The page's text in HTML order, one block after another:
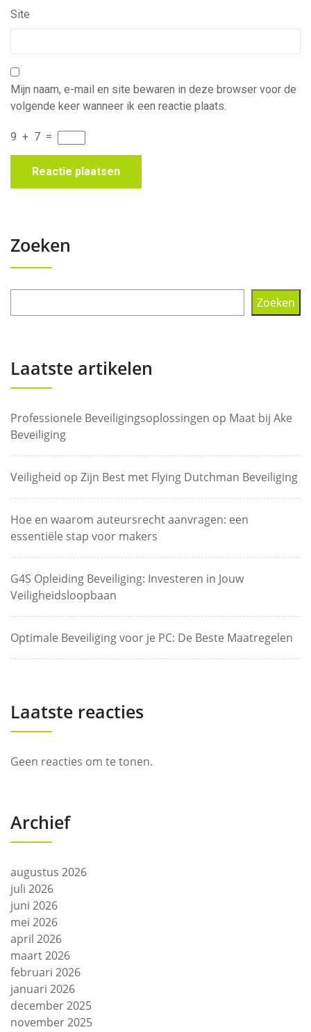
Site
Mijn naam, e-mail en site bewaren in deze browser voor de
volgende keer wanneer ik een reactie plaats.
9 + 7 =
Zoeken
Zoeken
Laatste artikelen
Professionele Beveiligingsoplossingen op Maat bij Ake
Beveiliging
Veiligheid op Zijn Best met Flying Dutchman Beveiliging
Hoe en waarom auteursrecht aanvragen: een
essentiële stap voor makers
G4S Opleiding Beveiliging: Investeren in Jouw
Veiligheidsloopbaan
Optimale Beveiliging voor je PC: De Beste Maatregelen
Laatste reacties
Geen reacties om te tonen.
Archief
augustus 2026
juli 2026
juni 2026
mei 2026
april 2026
maart 2026
februari 2026
januari 2026
december 2025
november 2025